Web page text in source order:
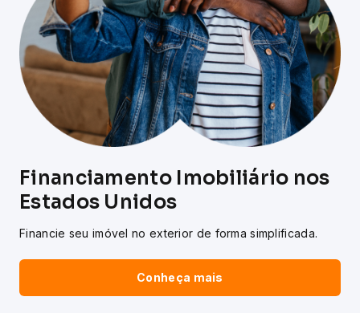
Financiamento Imobiliário nos
Estados Unidos
Financie seu imóvel no exterior de forma simplificada.
Conheça mais